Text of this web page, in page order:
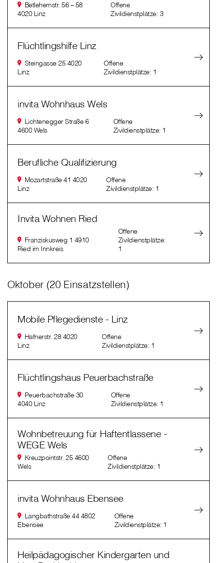
Betlehemstr. 56 – 58
4020 Linz
Offene
Zivildienstplätze: 3
Flüchtlingshilfe Linz
Steingasse 25 4020
Linz
Offene
Zivildienstplätze: 1
invita Wohnhaus Wels
Lichtenegger Straße 6
4600 Wels
Offene
Zivildienstplätze: 1
Berufliche Qualifizierung
Mozartstraße 41 4020
Linz
Offene
Zivildienstplätze: 1
Invita Wohnen Ried
Franziskusweg 1 4910
Ried im Innkreis
Offene
Zivildienstplätze:
1
Oktober (20 Einsatzstellen)
Mobile Pflegedienste - Linz
Hafnerstr. 28 4020
Linz
Offene
Zivildienstplätze: 1
Flüchtlingshaus Peuerbachstraße
Peuerbachstraße 30
4040 Linz
Offene
Zivildienstplätze: 1
Wohnbetreuung für Haftentlassene -
WEGE Wels
Kreuzpointstr. 25 4600
Wels
Offene
Zivildienstplätze: 1
invita Wohnhaus Ebensee
Langbathstraße 44 4802
Ebensee
Offene
Zivildienstplätze: 1
Heilpädagogischer Kindergarten und